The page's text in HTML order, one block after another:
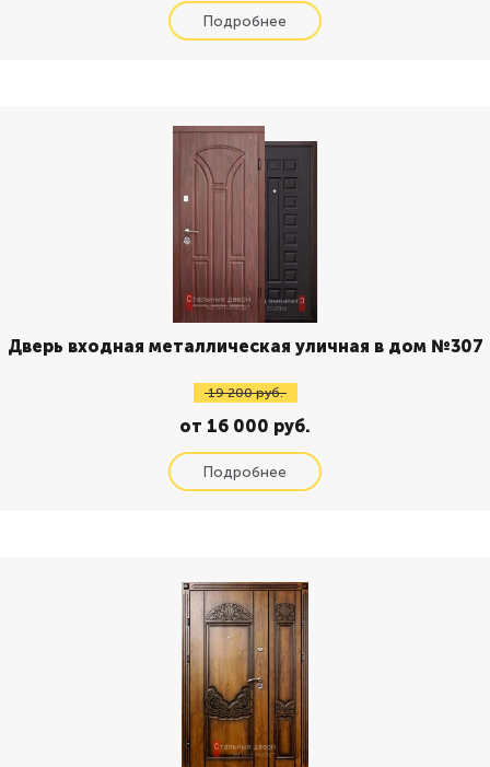
Дверь входная металлическая уличная в дом №307
19 200 руб.
от 16 000 руб.